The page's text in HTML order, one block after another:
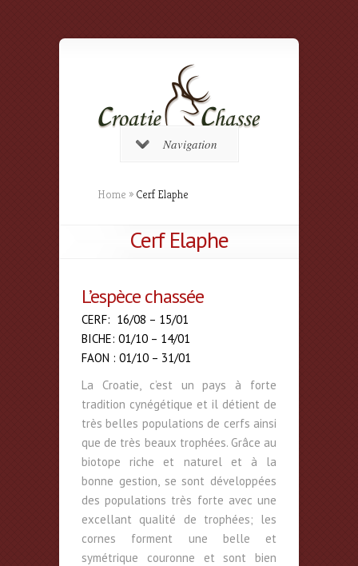
Navigation
Home » Cerf Elaphe
Cerf Elaphe
L’espèce chassée
CERF: 16/08 – 15/01
BICHE: 01/10 – 14/01
FAON : 01/10 – 31/01
La Croatie, c’est un pays à forte
tradition cynégétique et il détient de
très belles populations de cerfs ainsi
que de très beaux trophées. Grâce au
biotope riche et naturel et à la
bonne gestion, se sont développées
des populations très forte avec une
excellant qualité de trophées; les
cornes forment une belle et
symétrique couronne et sont bien